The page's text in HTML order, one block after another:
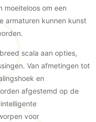
moeiteloos om een
armaturen kunnen kunst
scala aan opties,
Van afmetingen tot
en
afgestemd op de
voor